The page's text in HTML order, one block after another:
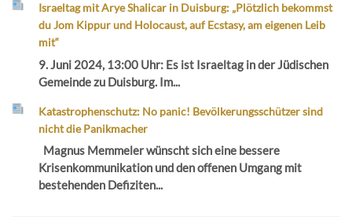
Israeltag mit Arye Shalicar in Duisburg: „Plötzlich bekommst
du Jom Kippur und Holocaust, auf Ecstasy, am eigenen Leib
mit“
9. Juni 2024, 13:00 Uhr: Es ist Israeltag in der Jüdischen
Gemeinde zu Duisburg. Im...
Katastrophenschutz: No panic! Bevölkerungsschützer sind
nicht die Panikmacher
Magnus Memmeler wünscht sich eine bessere
Krisenkommunikation und den offenen Umgang mit
bestehenden Defiziten...